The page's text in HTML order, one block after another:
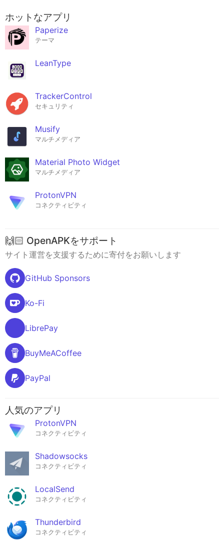
ホットなアプリ
Paperize
テーマ
LeanType
TrackerControl
セキュリティ
Musify
マルチメディア
Material Photo Widget
マルチメディア
ProtonVPN
コネクティビティ
🙌🏻 OpenAPKをサポート
サイト運営を支援するために寄付をお願いします
GitHub Sponsors
Ko-Fi
LibrePay
BuyMeACoffee
PayPal
人気のアプリ
ProtonVPN
コネクティビティ
Shadowsocks
コネクティビティ
LocalSend
コネクティビティ
Thunderbird
コネクティビティ